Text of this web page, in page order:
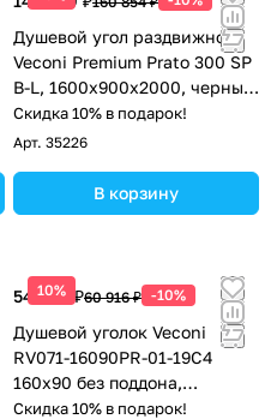
Душевой угол раздвижной
Veconi Premium Prato 300 SP
B-L, 1600х900x2000, черный
матовый, стекло прозрачное
Скидка 10% в подарок!
Арт. 35226
В корзину
10%
54 824 ₽60 916 ₽ -10%
Душевой уголок Veconi
RV071-16090PR-01-19C4
160х90 без поддона,
прозрачное стекло, хром
Скидка 10% в подарок!